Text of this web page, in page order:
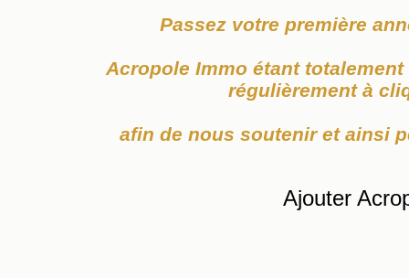
Passez votre première
Acropole Immo étant
régulièrement à
afin de nous soutenir et ainsi
Ajouter